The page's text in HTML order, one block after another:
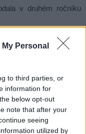
Personal
to third parties, or
information for
below opt-out
note that after your
seeing
utilized by
v druhém ročníku
a veřejnosti bude
návštěvníky, aby